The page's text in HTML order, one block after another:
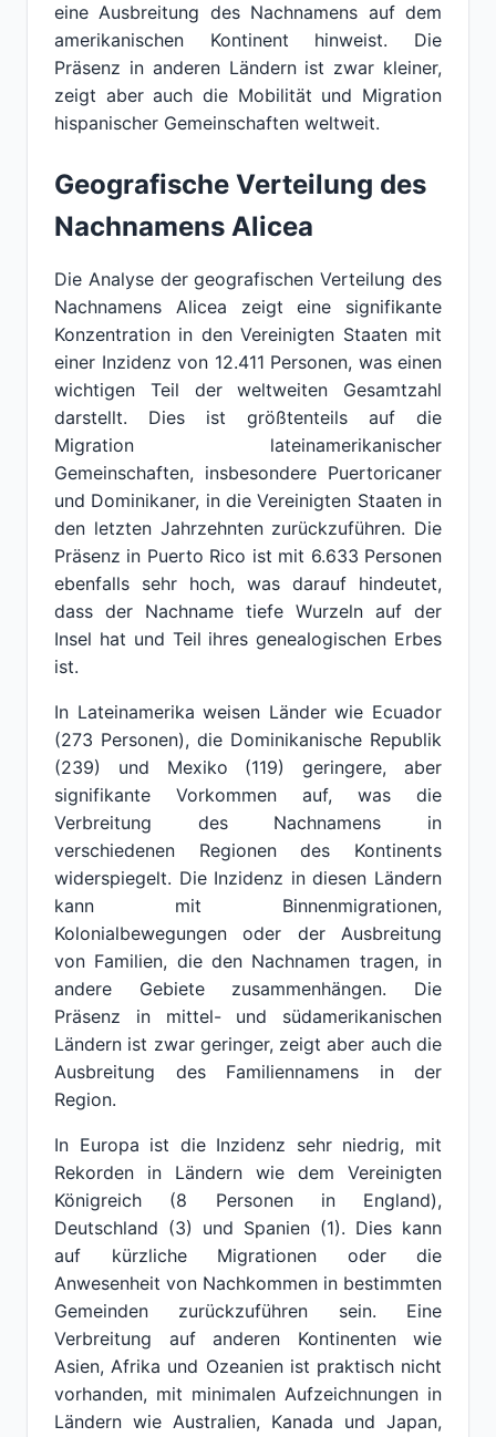
eine Ausbreitung des Nachnamens auf dem
amerikanischen Kontinent hinweist. Die
Präsenz in anderen Ländern ist zwar kleiner,
zeigt aber auch die Mobilität und Migration
hispanischer Gemeinschaften weltweit.
Geografische Verteilung des
Nachnamens Alicea
Die Analyse der geografischen Verteilung des
Nachnamens Alicea zeigt eine signifikante
Konzentration in den Vereinigten Staaten mit
einer Inzidenz von 12.411 Personen, was einen
wichtigen Teil der weltweiten Gesamtzahl
darstellt. Dies ist größtenteils auf die
Migration lateinamerikanischer
Gemeinschaften, insbesondere Puertoricaner
und Dominikaner, in die Vereinigten Staaten in
den letzten Jahrzehnten zurückzuführen. Die
Präsenz in Puerto Rico ist mit 6.633 Personen
ebenfalls sehr hoch, was darauf hindeutet,
dass der Nachname tiefe Wurzeln auf der
Insel hat und Teil ihres genealogischen Erbes
ist.
In Lateinamerika weisen Länder wie Ecuador
(273 Personen), die Dominikanische Republik
(239) und Mexiko (119) geringere, aber
signifikante Vorkommen auf, was die
Verbreitung des Nachnamens in
verschiedenen Regionen des Kontinents
widerspiegelt. Die Inzidenz in diesen Ländern
kann mit Binnenmigrationen,
Kolonialbewegungen oder der Ausbreitung
von Familien, die den Nachnamen tragen, in
andere Gebiete zusammenhängen. Die
Präsenz in mittel- und südamerikanischen
Ländern ist zwar geringer, zeigt aber auch die
Ausbreitung des Familiennamens in der
Region.
In Europa ist die Inzidenz sehr niedrig, mit
Rekorden in Ländern wie dem Vereinigten
Königreich (8 Personen in England),
Deutschland (3) und Spanien (1). Dies kann
auf kürzliche Migrationen oder die
Anwesenheit von Nachkommen in bestimmten
Gemeinden zurückzuführen sein. Eine
Verbreitung auf anderen Kontinenten wie
Asien, Afrika und Ozeanien ist praktisch nicht
vorhanden, mit minimalen Aufzeichnungen in
Ländern wie Australien, Kanada und Japan,